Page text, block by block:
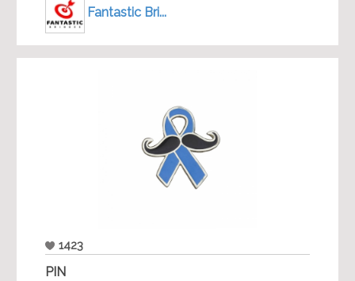
Fantastic Bri...
1423
PIN